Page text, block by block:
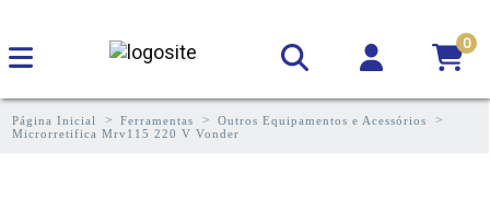
0
Página Inicial Ferramentas
Outros Equipamentos e Acessórios
Microrretifica Mrv115 220 V Vonder